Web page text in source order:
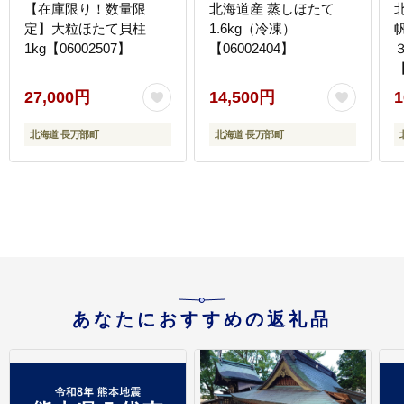
【在庫限り！数量限
定】大粒ほたて貝柱
1kg【06002507】
27,000円
北海道 長万部町
北海道産 蒸しほたて
1.6kg（冷凍）
【06002404】
14,500円
北海道 長万部町
あなたにおすすめの返礼品